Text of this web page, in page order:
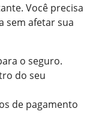
Você precisa
sem afetar sua
o seguro.
do seu
de pagamento